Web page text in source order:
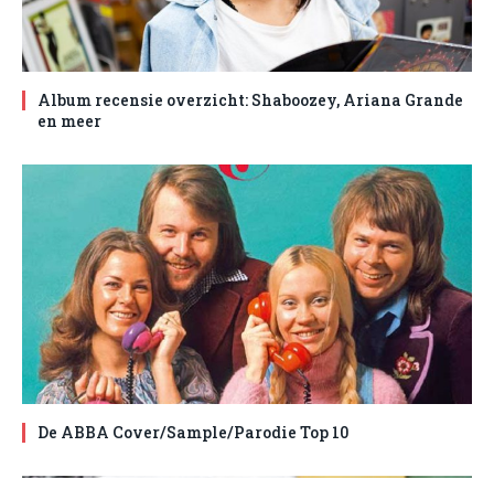
Album recensie overzicht: Shaboozey, Ariana Grande
en meer
De ABBA Cover/Sample/Parodie Top 10